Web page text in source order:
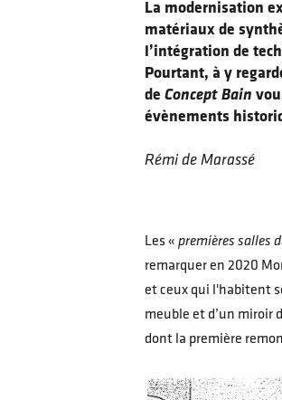
La modernisation
matériaux de
l’intégration de
Pourtant, à y
de Concept Bain
évènements
Rémi de Marassé
Les « premières salles
remarquer en 2020
et ceux qui l'habitent
meuble et d’un miroir
dont la première